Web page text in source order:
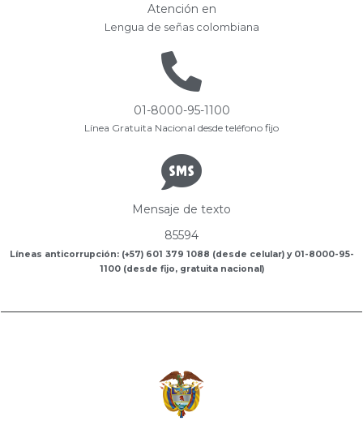
Atención en
Lengua de señas colombiana
01-8000-95-1100
Línea Gratuita Nacional desde teléfono fijo
Mensaje de texto
85594
Líneas anticorrupción: (+57) 601 379 1088 (desde celular) y 01-8000-95-
1100 (desde fijo, gratuita nacional)